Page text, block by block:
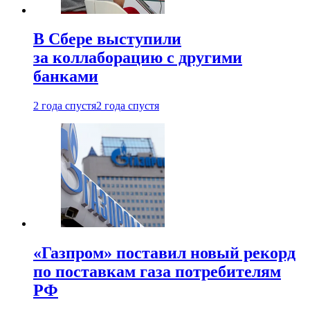
В Сбере выступили
за коллаборацию с другими
банками
2 года спустя2 года спустя
«Газпром» поставил новый рекорд
по поставкам газа потребителям
РФ